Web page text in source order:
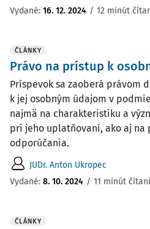
Vydané: 16. 12. 2024 / 12 minút
ČLÁNKY
Právo na prístup k
Príspevok sa zaoberá právom
k jej osobným údajom v
najmä na charakteristiku a
pri jeho uplatňovaní, ako aj na
odporúčania.
JUDr. Anton Ukropec
Vydané: 8. 10. 2024 / 11 minút
ČLÁNKY